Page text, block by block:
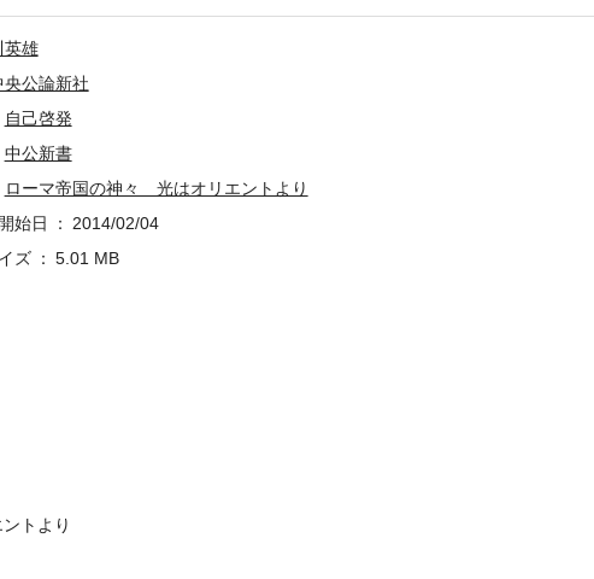
トより
英雄
央公論新社
自己啓発
中公新書
ローマ帝国の神々 光はオリエントより
始日
2014/02/04
ズ
5.01 MB